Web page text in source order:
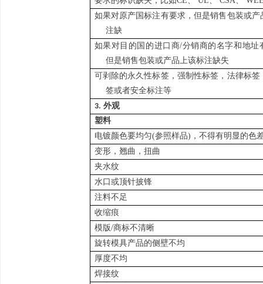
如果对原产国标注有要求，但是销售包装或产
注缺
如果对目的国的进口商/分销商的名字和地址
但是销售包装或产品上该标注缺失
可剥除的永久性标签， 强制性标签，法律标签
签或者安全标注等
3. 外观
塑料
电镀颜色要均匀(参照样品) ， 不得有明显的色
变形，翘曲，扭曲
夹水纹
水口或顶针披锋
注料不足
收缩痕
模版/商标不清晰
旋转模具产品的侧壁不均
厚度不均
焊接纹